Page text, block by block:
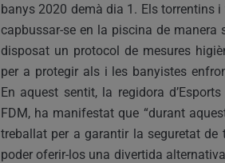
banys 2020 demà dia 1. Els torrentins
capbussar-se en la piscina de manera
disposat un protocol de mesures
per a protegir als i les banyistes
En aquest sentit, la regidora
FDM, ha manifestat que “durant
treballat per a garantir la seguretat de
poder oferir-los una divertida